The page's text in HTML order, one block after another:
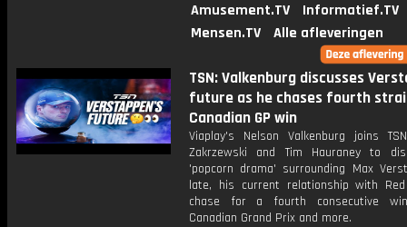
Amusement.TV
Informatief.TV
Mensen.TV
Alle afleveringen
TSN: Valkenburg discusses
future as he chases fourth
Canadian GP win
Viaplay's Nelson Valkenburg joins
Zakrzewski and Tim Hauraney to
'popcorn drama' surrounding Max
late, his current relationship with
chase for a fourth consecutive
Canadian Grand Prix and more.